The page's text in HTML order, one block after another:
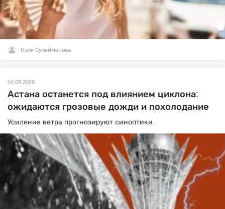
Нэля Сулейменова
04.08.2026
Астана останется под влиянием циклона:
ожидаются грозовые дожди и похолодание
Усиление ветра прогнозируют синоптики.